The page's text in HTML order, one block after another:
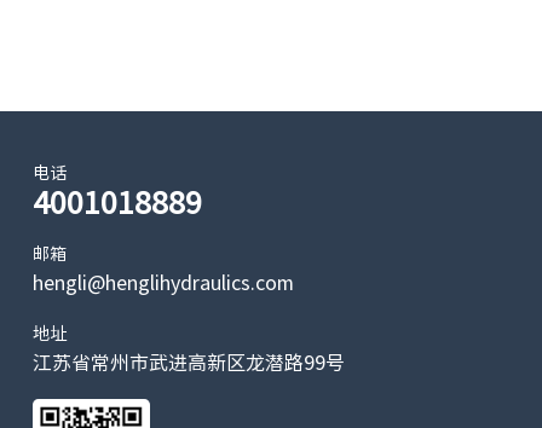
电话
4001018889
邮箱
hengli@henglihydraulics.com
地址
江苏省常州市武进高新区龙潜路99号